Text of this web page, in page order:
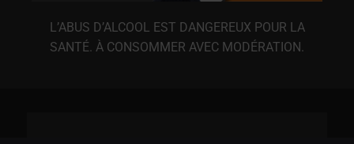
L’ABUS D’ALCOOL EST DANGEREUX POUR LA
SANTÉ. À CONSOMMER AVEC MODÉRATION.